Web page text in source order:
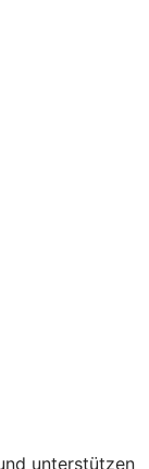
unterstützen